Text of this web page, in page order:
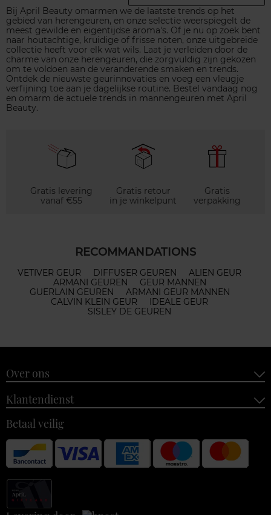
Bij April Beauty omarmen we de laatste trends op het
gebied van herengeuren, en onze selectie weerspiegelt de
meest gewilde en eigentijdse aroma's. Of je nu op zoek bent
naar houtachtige, kruidige of frisse noten, onze uitgebreide
collectie heeft voor elk wat wils. Laat je verleiden door de
charme van onze herengeuren, die zorgvuldig zijn gekozen
om te voldoen aan de veranderende smaken en trends.
Ontdek de nieuwste geurinnovaties en voeg een vleugje
verfijning toe aan je dagelijkse routine. Bestel vandaag nog
en omarm de actuele trends in mannengeuren met April
Beauty.
Gratis levering
vanaf €55
Gratis retour
in je winkelpunt
Gratis
verpakking
RECOMMANDATIONS
VETIVER GEUR DIFFUSER GEUREN
ALIEN GEUR
ARMANI GEUREN
GEUR MANNEN
GUERLAIN GEUREN
ARMANI GEUR MANNEN
CALVIN KLEIN GEUR
IDEALE GEUR
SISLEY DE GEUREN
Over ons
Klantendienst
Betaal veilig